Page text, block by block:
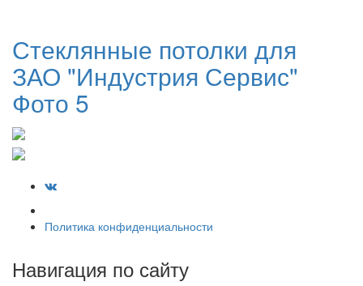
Стеклянные потолки для
ЗАО "Индустрия Сервис"
Фото 5
Политика конфиденциальности
Навигация по сайту